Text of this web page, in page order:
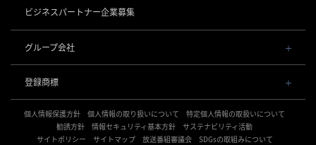
グループ会社
USENレジTAB HEALTHCARE
USEN Tablet Order
USEN Order & Pay
USEN My Menu Premium
USEN PAY QR
KettyBot Pro（配膳）
PuduBot2（配膳）
BellaBot Pro（配膳）
PUDU T300（運搬）
PUDU CC1（清掃）
KLEENBOT C30（清掃）
集客・予約
USEN SMART RESERVE
ヒトサラ
サロン向け予約システム
「USEN RESERVE BEAUTY」
⁩音楽配信
USEN MUSIC Entertainment
OTORAKU -音・楽-
CM録音機能つきBGM
海外店舗BGM
通信
USEN AIR UNLIMITED
USEN AIR
USEN光
USEN PHONE
防犯カメラ
USEN Camera
ビジネスパートナー企業募集
グループ会社
USEN & U-NEXT GROUP
株式会社 U-NEXT HOLDINGS
登録商標
登録第７０２６８８０号
登録第６６５８３１３号
個人情報保護方針 個人情報の取り扱いについて
特定個人情報の取扱いについて
勧誘方針
情報セキュリティ基本方針
サステナビリティ活動
サイトポリシー
サイトマップ 放送番組審議会 SDGsの取組みについて